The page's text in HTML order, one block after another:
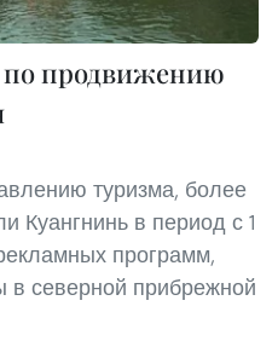
по продвижению
туризма, более
Куангнинь в период с 1
программ,
северной прибрежной